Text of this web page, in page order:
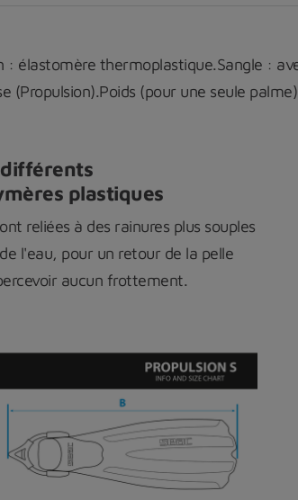
: élastomère thermoplastique.Sangle :
(Propulsion).Poids (pour une seule
plastiques
reliées à des rainures plus souples
l'eau, pour un retour de la pelle
aucun frottement.